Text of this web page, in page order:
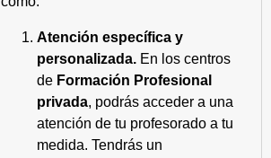
Atención específica y
personalizada. En los centros
de Formación Profesional
privada, podrás acceder a una
atención de tu profesorado a tu
medida. Tendrás un